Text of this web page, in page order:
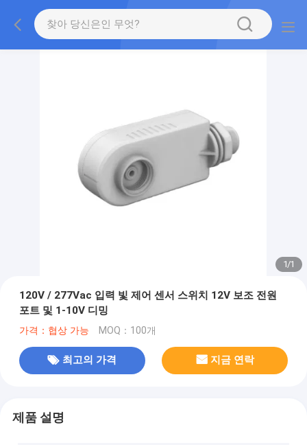
1/1
120V / 277Vac 입력 빛 제어 센서 스위치 12V 보조 전원
포트 및 1-10V 디밍
가격：협상 가능 MOQ：100개
최고의 가격 지금 연락
제품 설명